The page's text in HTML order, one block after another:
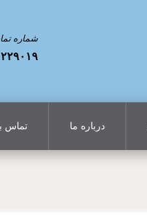
شماره
درباره ما تماس